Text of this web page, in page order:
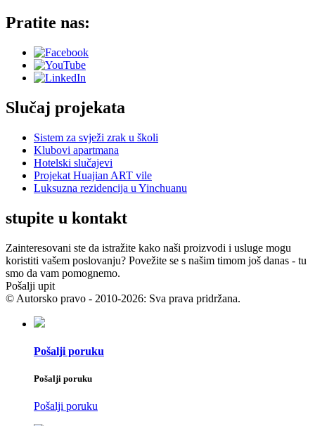
Pratite nas:
Slučaj projekata
Sistem za svježi zrak u školi
Klubovi apartmana
Hotelski slučajevi
Projekat Huajian ART vile
Luksuzna rezidencija u Yinchuanu
stupite u kontakt
Zainteresovani ste da istražite kako naši proizvodi i usluge mogu
koristiti vašem poslovanju? Povežite se s našim timom još danas - tu
smo da vam pomognemo.
Pošalji upit
© Autorsko pravo - 2010-2026: Sva prava pridržana.
Pošalji poruku
Pošalji poruku
Pošalji poruku